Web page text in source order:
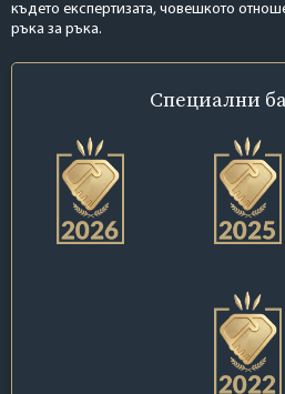
където експертизата, човешкото
ръка за ръка.
Специални